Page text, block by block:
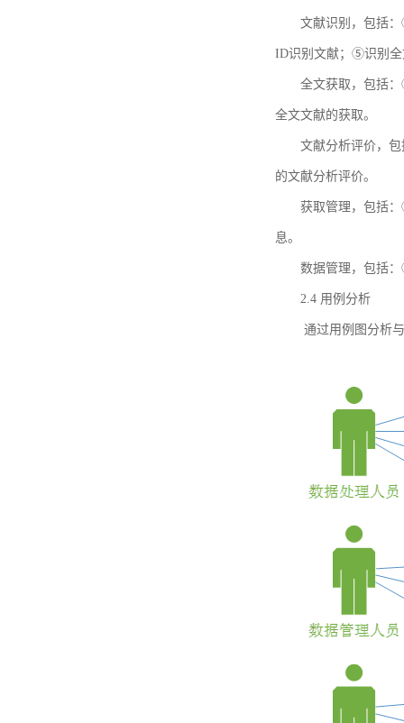
文献识别，包括
ID识别文献；⑤识别全
全文获取，包括
全文文献的获取。
文献分析评价，
的文献分析评价。
获取管理，包括
息。
数据管理，包括
2.4 用例分析
通过用例图分析